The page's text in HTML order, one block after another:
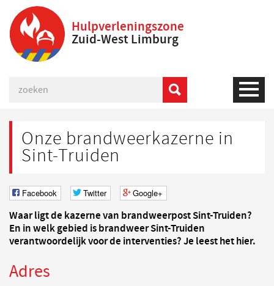
Hulpverleningszone
Zuid-West Limburg
Onze brandweerkazerne in
Sint-Truiden
Facebook Twitter Google+
Waar ligt de kazerne van brandweerpost Sint-Truiden?
En in welk gebied is brandweer Sint-Truiden
verantwoordelijk voor de interventies? Je leest het hier.
Adres